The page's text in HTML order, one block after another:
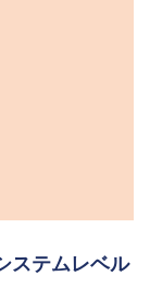
ステムレベル